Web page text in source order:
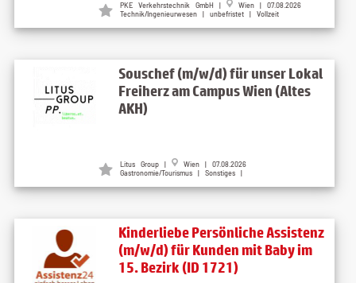
PKE Verkehrstechnik GmbH | Wien | 07.08.2026
Technik/Ingenieurwesen | unbefristet | Vollzeit
Souschef (m/w/d) für unser Lokal
Freiherz am Campus Wien (Altes
AKH)
Litus Group | Wien | 07.08.2026
Gastronomie/Tourismus | Sonstiges |
Kinderliebe Persönliche Assistenz
(m/w/d) für Kunden mit Baby im
15. Bezirk (ID 1721)